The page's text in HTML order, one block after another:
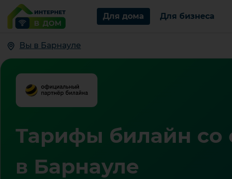
Для дома Для бизнеса
Вы в Барнауле
Тарифы билайн со
в Барнауле